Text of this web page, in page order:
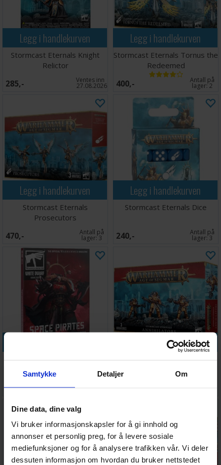
Samtykke Detaljer Om
Dine data, dine valg
Vi bruker informasjonskapsler for å gi innhold og
annonser et personlig preg, for å levere sosiale
mediefunksjoner og for å analysere trafikken vår. Vi deler
dessuten informasjon om hvordan du bruker nettstedet
Legg i handlekurven
Stormcast Eternals Knight
Relictor
285,- Ventes inn
27.08.2026
Legg i handlekurven
Stormcast Eternals Tornus the
Redeemed
400,- Antall på
lager:2
Legg i handlekurven
Stormcast Eternals
Prosecutors
470,- Antall på
lager:3
Legg i handlekurven
Stormcast Eternals Dice
240,- Antall på
lager:3
75,-
Legg i handlekurven
Annihilators